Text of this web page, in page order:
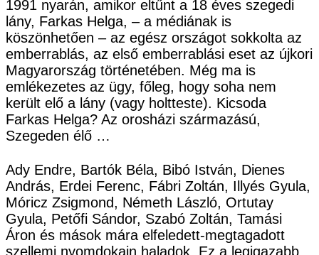
1991 nyarán, amikor eltűnt a 18 éves szegedi
lány, Farkas Helga, – a médiának is
köszönhetően – az egész országot sokkolta az
emberrablás, az első emberrablási eset az újkori
Magyarország történetében. Még ma is
emlékezetes az ügy, főleg, hogy soha nem
került elő a lány (vagy holtteste). Kicsoda
Farkas Helga? Az orosházi származású,
Szegeden élő …
Ady Endre, Bartók Béla, Bibó István, Dienes
András, Erdei Ferenc, Fábri Zoltán, Illyés Gyula,
Móricz Zsigmond, Németh László, Ortutay
Gyula, Petőfi Sándor, Szabó Zoltán, Tamási
Áron és mások mára elfeledett-megtagadott
szellemi nyomdokain haladok. Ez a legigazabb